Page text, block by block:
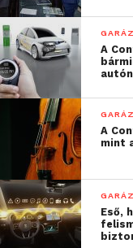
A
A
mint
Eső,